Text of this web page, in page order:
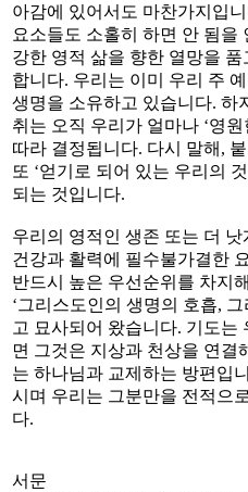
아감에 있어서도 마찬가지입
요소들도 소홀히 하면 안 됨을
강한 영적 삶을 향한 열망을
합니다. 우리는 이미 우리 주
생명을 소유하고 있습니다. 하
취는 오직 우리가 얼마나 ‘영
따라 결정됩니다. 다시 말해,
또 ‘얻기로 되어 있는 우리의
되는 것입니다.
우리의 영적인 생존 또는 더
건강과 활력에 필수불가결한
반드시 높은 우선순위를 차지
‘그리스도인의 생명의 호흡,
고 묘사되어 왔습니다. 기도는
면 그것은 지상과 천상을 연결
는 하나님과 교제하는 방편입
시며 우리는 그분만을 전적으
다.
서문